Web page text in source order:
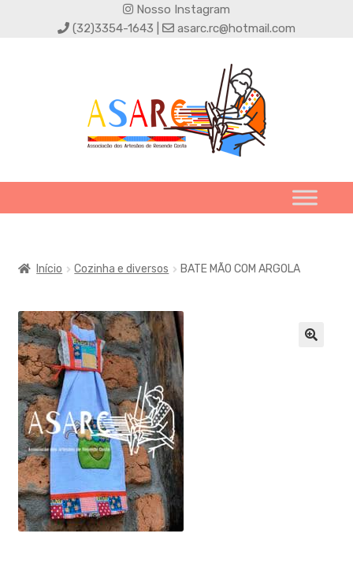
Nosso Instagram
(32)3354-1643 |
asarc.rc@hotmail.com
Início Cozinha e diversos BATE MÃO COM ARGOLA